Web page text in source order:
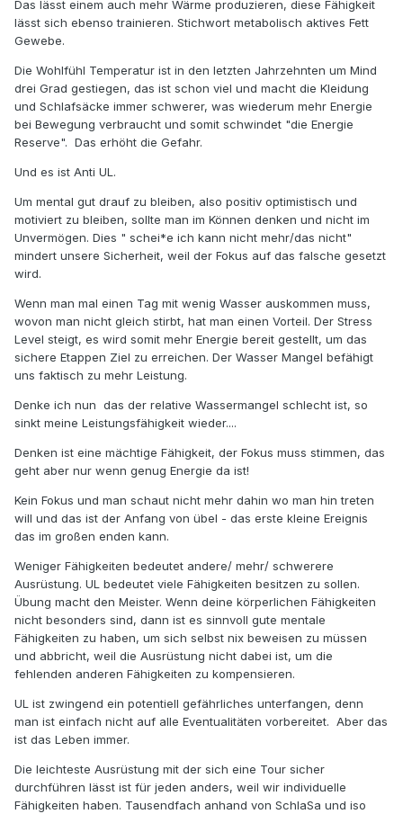
Das lässt einem auch mehr Wärme produzieren, diese Fähigkeit
lässt sich ebenso trainieren. Stichwort metabolisch aktives Fett
Gewebe.
Die Wohlfühl Temperatur ist in den letzten Jahrzehnten um Mind
drei Grad gestiegen, das ist schon viel und macht die Kleidung
und Schlafsäcke immer schwerer, was wiederum mehr Energie
bei Bewegung verbraucht und somit schwindet "die Energie
Reserve". Das erhöht die Gefahr.
Und es ist Anti UL.
Um mental gut drauf zu bleiben, also positiv optimistisch und
motiviert zu bleiben, sollte man im Können denken und nicht im
Unvermögen. Dies " schei*e ich kann nicht mehr/das nicht"
mindert unsere Sicherheit, weil der Fokus auf das falsche gesetzt
wird.
Wenn man mal einen Tag mit wenig Wasser auskommen muss,
wovon man nicht gleich stirbt, hat man einen Vorteil. Der Stress
Level steigt, es wird somit mehr Energie bereit gestellt, um das
sichere Etappen Ziel zu erreichen. Der Wasser Mangel befähigt
uns faktisch zu mehr Leistung.
Denke ich nun das der relative Wassermangel schlecht ist, so
sinkt meine Leistungsfähigkeit wieder....
Denken ist eine mächtige Fähigkeit, der Fokus muss stimmen, das
geht aber nur wenn genug Energie da ist!
Kein Fokus und man schaut nicht mehr dahin wo man hin treten
will und das ist der Anfang von übel - das erste kleine Ereignis
das im großen enden kann.
Weniger Fähigkeiten bedeutet andere/ mehr/ schwerere
Ausrüstung. UL bedeutet viele Fähigkeiten besitzen zu sollen.
Übung macht den Meister. Wenn deine körperlichen Fähigkeiten
nicht besonders sind, dann ist es sinnvoll gute mentale
Fähigkeiten zu haben, um sich selbst nix beweisen zu müssen
und abbricht, weil die Ausrüstung nicht dabei ist, um die
fehlenden anderen Fähigkeiten zu kompensieren.
UL ist zwingend ein potentiell gefährliches unterfangen, denn
man ist einfach nicht auf alle Eventualitäten vorbereitet. Aber das
ist das Leben immer.
Die leichteste Ausrüstung mit der sich eine Tour sicher
durchführen lässt ist für jeden anders, weil wir individuelle
Fähigkeiten haben. Tausendfach anhand von SchlaSa und iso